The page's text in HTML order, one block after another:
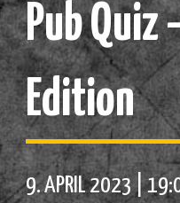
Pub Quiz
Edition
9. APRIL 2023 |